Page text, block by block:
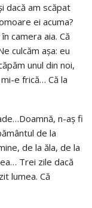
dacă am scăpat
ei acuma?
camera aia. Că
culcăm aşa: eu
unul din noi,
e frică… Că la
n-aş fi
de la
de la ăla, de la
Trei zile dacă
lumea. Că